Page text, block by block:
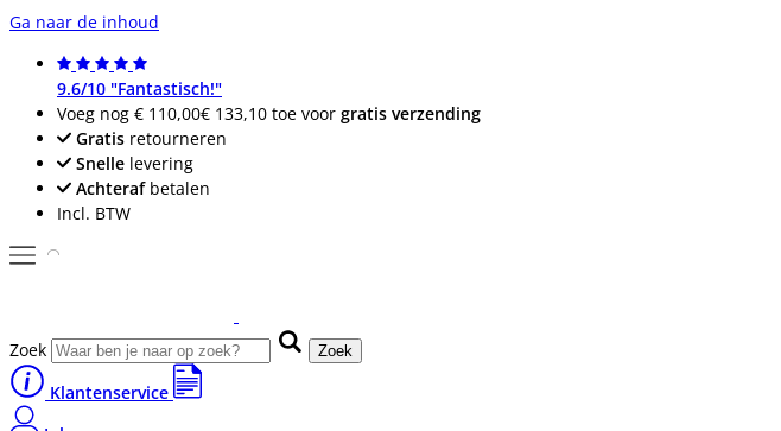
Ga naar de inhoud
9.6/10 "Fantastisch!"
Voeg nog € 110,00€ 133,10 toe voor gratis verzending
Gratis retourneren
Snelle levering
Achterafbetalen
Incl. BTW
Zoek Zoek
Klantenservice